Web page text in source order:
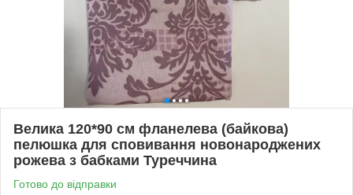
Велика 120*90 см фланелева (байкова)
пелюшка для сповивання новонароджених
рожева з бабками Туреччина
Готово до відправки